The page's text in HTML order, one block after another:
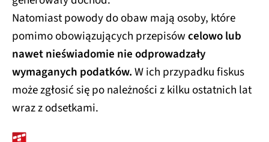
Natomiast powody do obaw mają osoby, które
pomimo obowiązujących przepisówcelowo lub
nawet nieświadomie nie odprowadzały
wymaganych podatków. W ich przypadku fiskus
może zgłosić się po należności z kilku ostatnich lat
wraz z odsetkami.